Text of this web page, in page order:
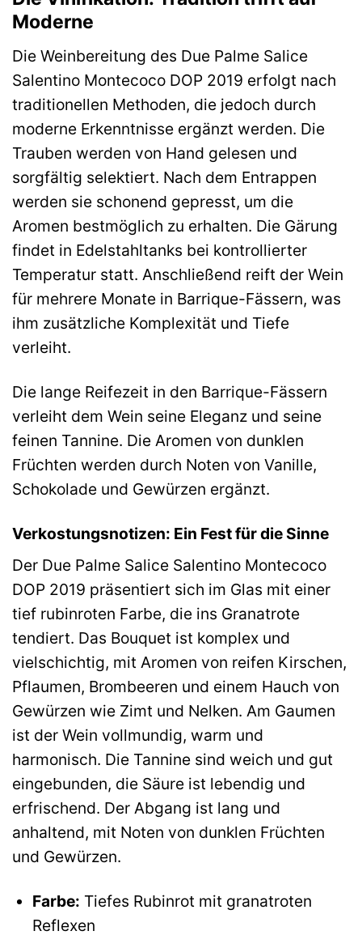
Moderne
Die Weinbereitung des Due Palme Salice
Salentino Montecoco DOP 2019 erfolgt nach
traditionellen Methoden, die jedoch durch
moderne Erkenntnisse ergänzt werden. Die
Trauben werden von Hand gelesen und
sorgfältig selektiert. Nach dem Entrappen
werden sie schonend gepresst, um die
Aromen bestmöglich zu erhalten. Die Gärung
findet in Edelstahltanks bei kontrollierter
Temperatur statt. Anschließend reift der Wein
für mehrere Monate in Barrique-Fässern, was
ihm zusätzliche Komplexität und Tiefe
verleiht.
Die lange Reifezeit in den Barrique-Fässern
verleiht dem Wein seine Eleganz und seine
feinen Tannine. Die Aromen von dunklen
Früchten werden durch Noten von Vanille,
Schokolade und Gewürzen ergänzt.
Verkostungsnotizen: Ein Fest für die Sinne
Der Due Palme Salice Salentino Montecoco
DOP 2019 präsentiert sich im Glas mit einer
tief rubinroten Farbe, die ins Granatrote
tendiert. Das Bouquet ist komplex und
vielschichtig, mit Aromen von reifen Kirschen,
Pflaumen, Brombeeren und einem Hauch von
Gewürzen wie Zimt und Nelken. Am Gaumen
ist der Wein vollmundig, warm und
harmonisch. Die Tannine sind weich und gut
eingebunden, die Säure ist lebendig und
erfrischend. Der Abgang ist lang und
anhaltend, mit Noten von dunklen Früchten
und Gewürzen.
Farbe: Tiefes Rubinrot mit granatroten
Reflexen